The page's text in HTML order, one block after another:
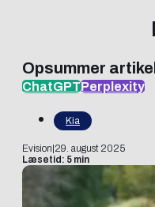
Opsummer
ChatGPTPerplexity
Kia
Evision 29. august 2025
Læsetid: 5 min